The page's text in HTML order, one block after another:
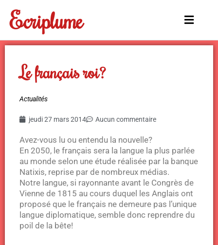
contenu
Ecriplume
Main
Le français roi?
Actualités
jeudi 27 mars 2014 Aucun commentaire
Avez-vous lu ou entendu la nouvelle?
En 2050, le français sera la langue la plus parlée
au monde selon une étude réalisée par la banque
Natixis, reprise par de nombreux médias.
Notre langue, si rayonnante avant le Congrès de
Vienne de 1815 au cours duquel les Anglais ont
proposé que le français ne demeure pas l’unique
langue diplomatique, semble donc reprendre du
poil de la bête!